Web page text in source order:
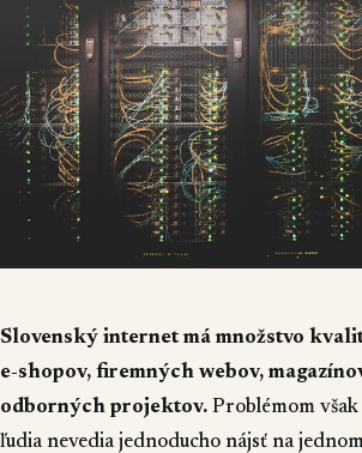
Slovenský internet má množstvo
e-shopov, firemných webov,
odborných projektov. Problémom však
ľudia nevedia jednoducho nájsť na